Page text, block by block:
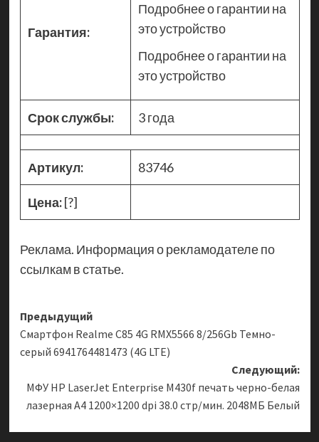
Гарантия:
Подробнее о гарантии на
это устройство
Подробнее о гарантии на
это устройство
Срок службы: 3 года
Артикул: 83746
Цена:[?]
Реклама. Информация о рекламодателе по
ссылкам в статье.
Навигация
записи
Предыдущий
Смартфон Realme C85 4G RMX5566 8/256Gb Темно-
серый 6941764481473 (4G LTE)
Следующий:
МФУ HP LaserJet Enterprise M430f печать черно-белая
лазерная A4 1200×1200 dpi 38.0 стр/мин. 2048МБ Белый